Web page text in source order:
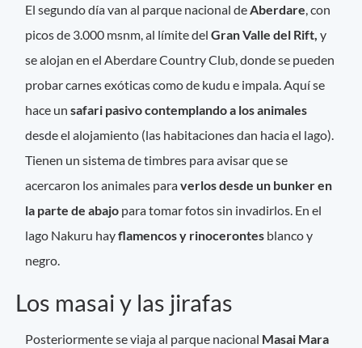
El segundo día van al parque nacional deAberdare, con
picos de 3.000 msnm, al límite delGran Valle del Rift,y
se alojan en el Aberdare Country Club, donde se pueden
probar carnes exóticas como de kudu e impala. Aquí se
hace unsafari pasivo contemplando a los animales
desde el alojamiento (las habitaciones dan hacia el lago).
Tienen un sistema de timbres para avisar que se
acercaron los animales paraverlos desde un bunker en
la parte de abajo para tomar fotos sin invadirlos. En el
lago Nakuru hayflamencos y rinocerontes blanco y
negro.
Los masai y las jirafas
Posteriormente se viaja al parque nacional Masai Mara